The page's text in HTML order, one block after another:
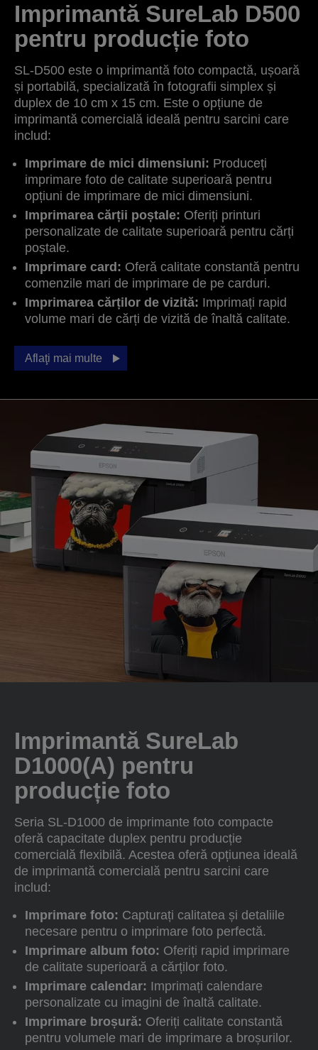
Imprimantă SureLab D500
pentru producție foto
SL-D500 este o imprimantă foto compactă, ușoară
și portabilă, specializată în fotografii simplex și
duplex de 10 cm x 15 cm. Este o opțiune de
imprimantă comercială ideală pentru sarcini care
includ:
Imprimare de mici dimensiuni: Produceți
imprimare foto de calitate superioară pentru
opțiuni de imprimare de mici dimensiuni.
Imprimarea cărții poștale: Oferiți printuri
personalizate de calitate superioară pentru cărți
poștale.
Imprimare card: Oferă calitate constantă pentru
comenzile mari de imprimare de pe carduri.
Imprimarea cărților de vizită: Imprimați rapid
volume mari de cărți de vizită de înaltă calitate.
Aflaţi mai multe
Imprimantă SureLab
D1000(A) pentru
producție foto
Seria SL-D1000 de imprimante foto compacte
oferă capacitate duplex pentru producție
comercială flexibilă. Acestea oferă opțiunea ideală
de imprimantă comercială pentru sarcini care
includ:
Imprimare foto: Capturați calitatea și detaliile
necesare pentru o imprimare foto perfectă.
Imprimare album foto: Oferiți rapid imprimare
de calitate superioară a cărților foto.
Imprimare calendar: Imprimați calendare
personalizate cu imagini de înaltă calitate.
Imprimare broșură: Oferiți calitate constantă
pentru volumele mari de imprimare a broșurilor.